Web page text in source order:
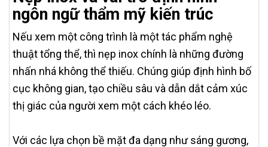
ngôn ngữ thẩm mỹ kiến trúc
Nếu xem một công trình là một tác phẩm nghệ
thuật tổng thể, thì nẹp inox chính là những đường
nhấn nhá không thể thiếu. Chúng giúp định hình bố
cục không gian, tạo chiều sâu và dẫn dắt cảm xúc
thị giác của người xem một cách khéo léo.
Với các lựa chọn bề mặt đa dạng như sáng gương,